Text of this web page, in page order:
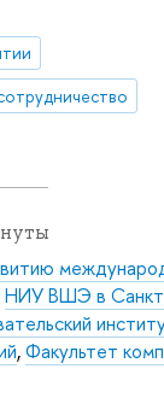
НИУ ВШЭ в
,Факультет